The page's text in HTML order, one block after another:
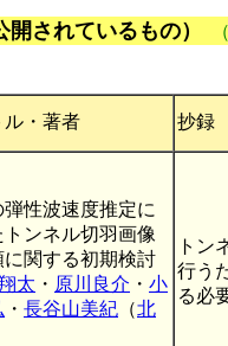
されているもの）
ル・著者 抄録
性波速度推定に
トンネル切羽画像
に関する初期検討
太 ・ 原川良介 ・ 小
・ 長谷山美紀 （北
トン
行う
る必